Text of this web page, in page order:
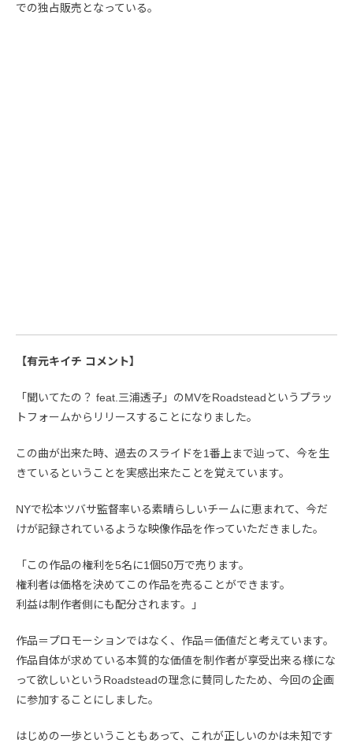
での独占販売となっている。
【有元キイチ コメント】
「聞いてたの？ feat.三浦透子」のMVをRoadsteadというプラッ
トフォームからリリースすることになりました。
この曲が出来た時、過去のスライドを1番上まで辿って、今を生
きているということを実感出来たことを覚えています。
NYで松本ツバサ監督率いる素晴らしいチームに恵まれて、今だ
けが記録されているような映像作品を作っていただきました。
「この作品の権利を5名に1個50万で売ります。
権利者は価格を決めてこの作品を売ることができます。
利益は制作者側にも配分されます。」
作品＝プロモーションではなく、作品＝価値だと考えています。
作品自体が求めている本質的な価値を制作者が享受出来る様にな
って欲しいというRoadsteadの理念に賛同したため、今回の企画
に参加することにしました。
はじめの一歩ということもあって、これが正しいのかは未知です